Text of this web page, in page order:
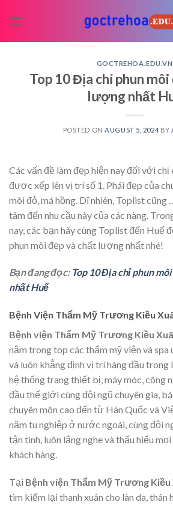
GOCTREHOA.EDU.VN
Top 10 Địa chỉ phun
lượng nhất
POSTED ON AUGUST 5, 2024 BY
Các vấn đề làm đẹp hiện nay đối với chị
được xếp lên vị trí số 1. Phái đẹp của
môi đỏ, má hồng. Dĩ nhiên, Toplist cũng
tâm đến nhu cầu này của các nàng.
nay, các bạn hãy cùng Toplist đến Huế
phun môi đẹp và chất lượng nhất nhé!
Bạn đang đọc: Top 10 Địa chỉ phun
nhất Huế
Bệnh Viện Thẩm Mỹ Trương Kiều
Bệnh viện Thẩm Mỹ Trương Kiều
nằm trong top các thẩm mỹ viện và
và luôn khẳng định vị trí hàng đầu
hệ thống trang thiết bị, máy móc, công
đầu thế giới cùng đội ngũ chuyên gia,
chuyên môn cao đến từ Hàn Quốc và
năm tu nghiệp ở nước ngoài, cùng đội
tận tình, luôn lắng nghe và thấu hiểu
khách hàng.
Tại Bệnh viện Thẩm Mỹ Trương Kiều
tìm kiếm lại thanh xuân cho làn da, thân